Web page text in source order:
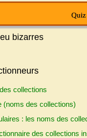
Quiz
bizarres
collections
(noms des collections)
: les noms des
des collections